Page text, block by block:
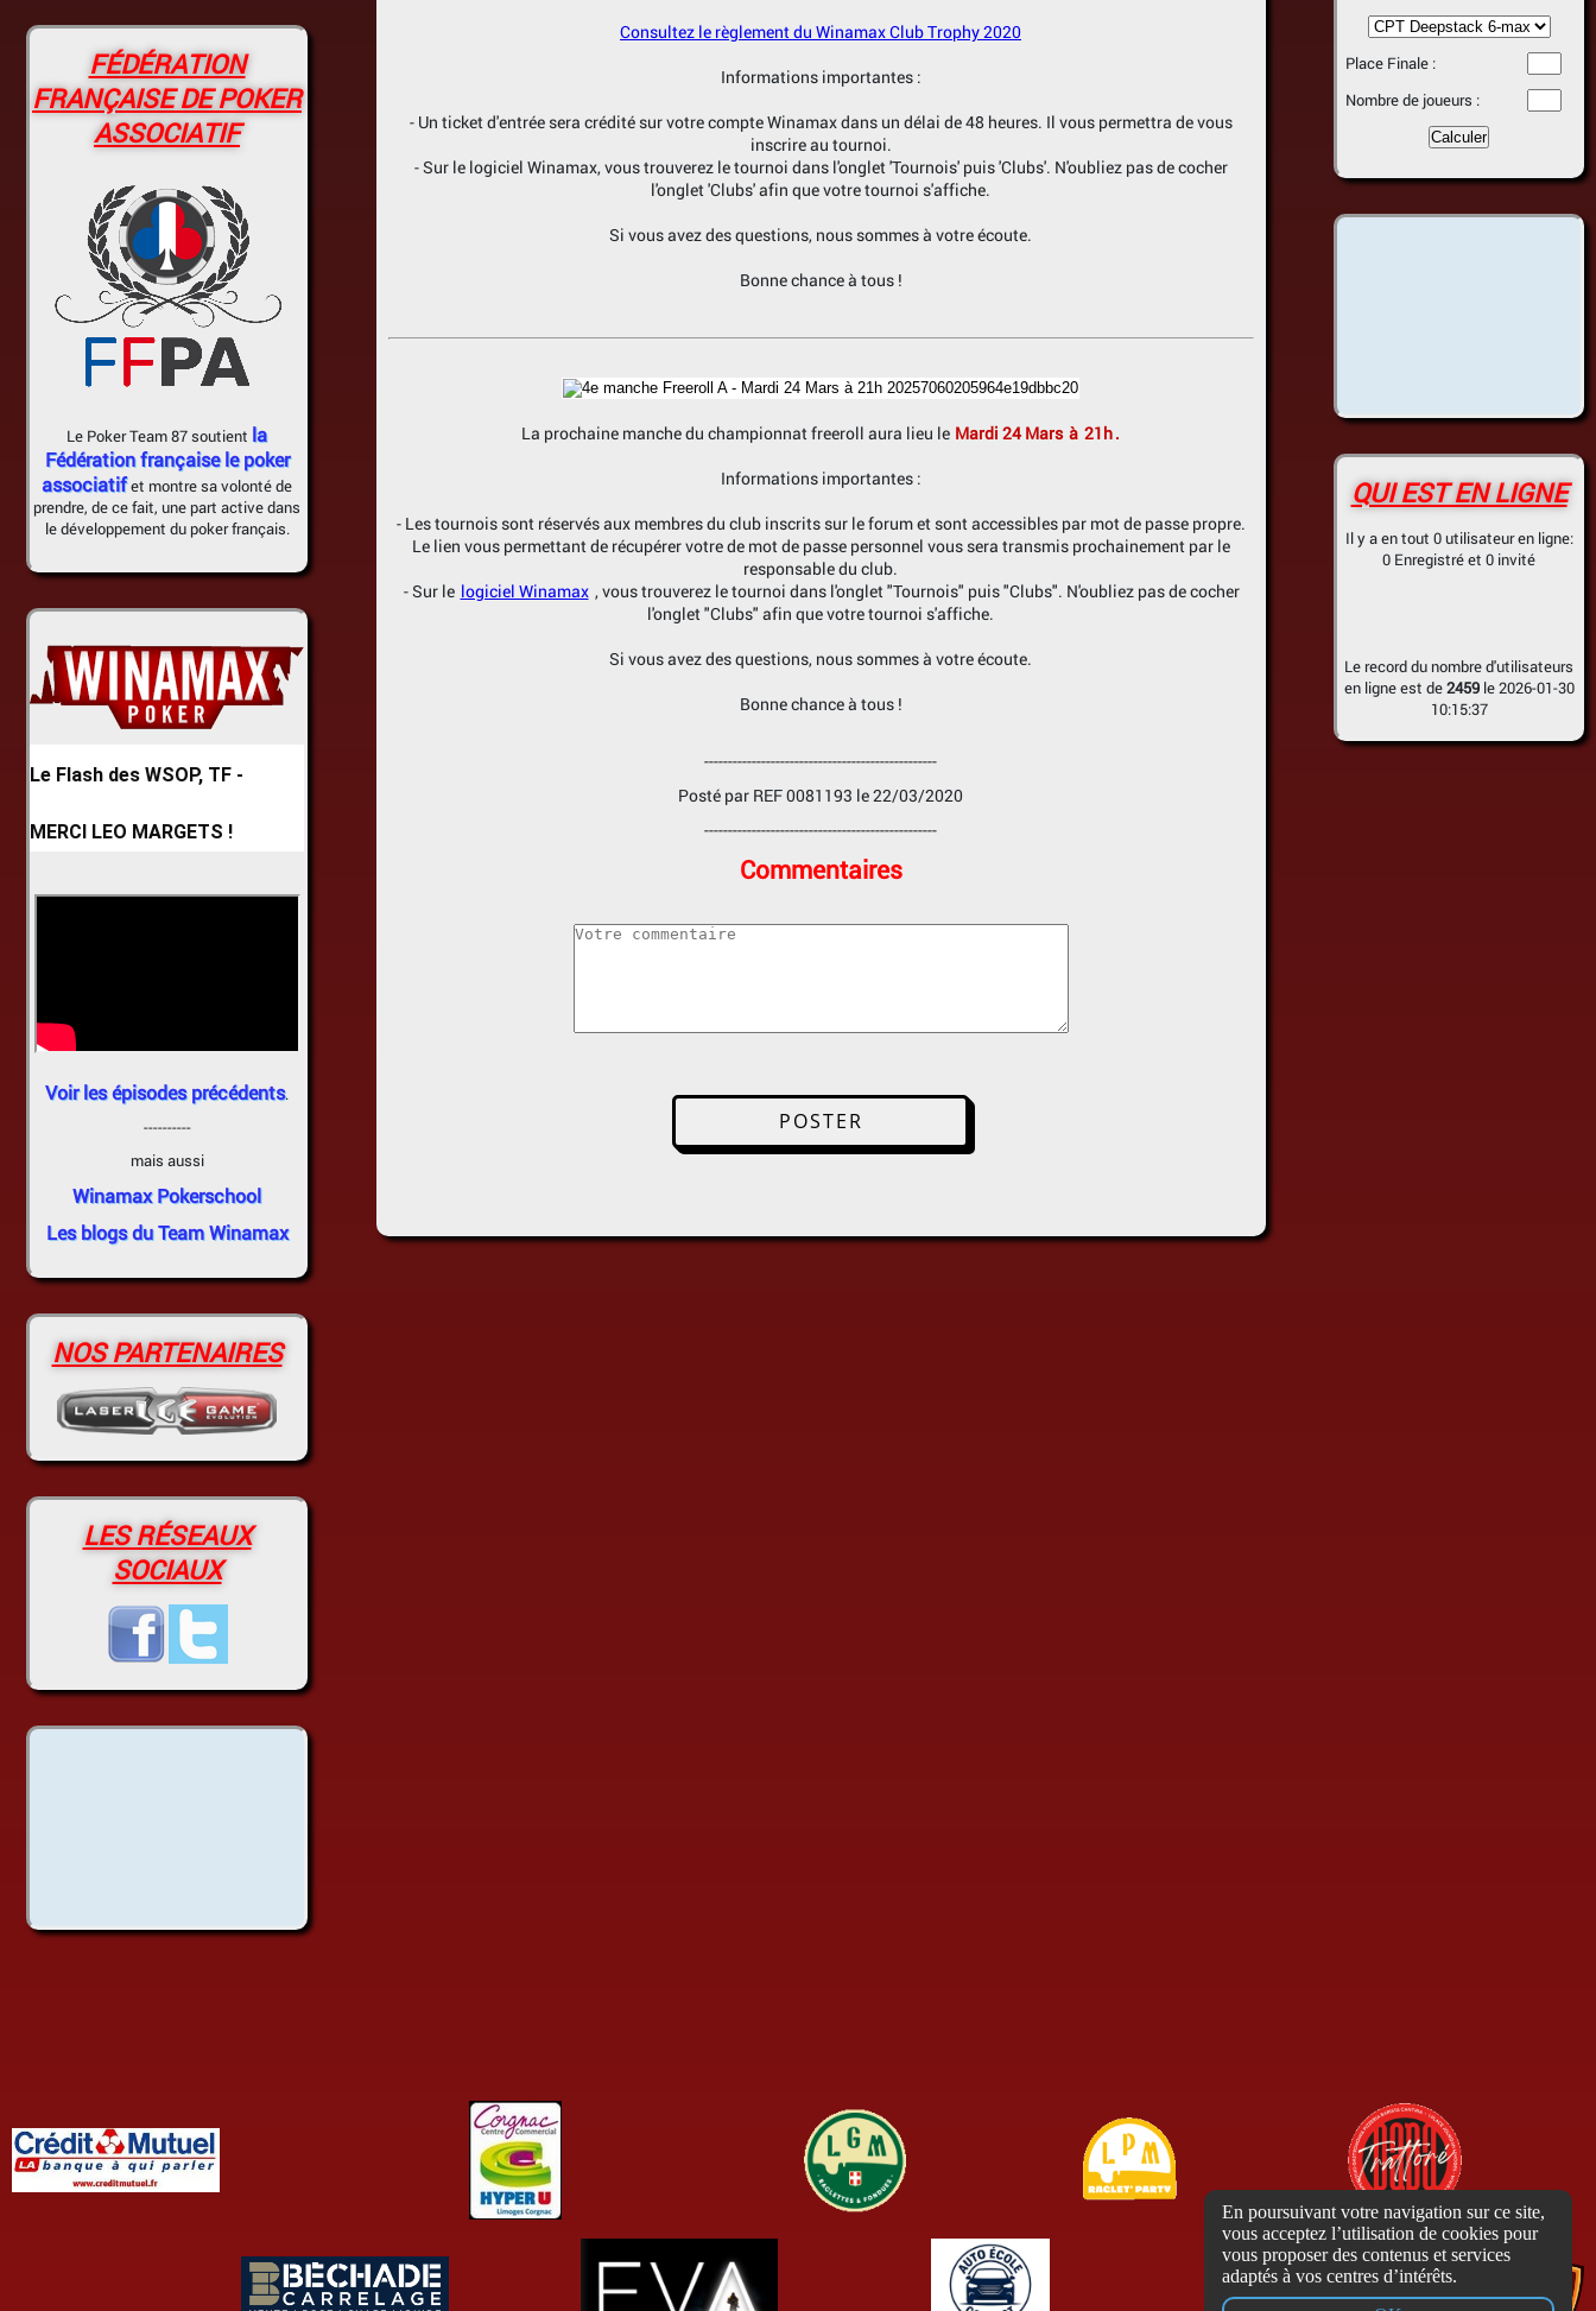
FÉDÉRATION
FRANÇAISE DE POKER
ASSOCIATIF
Le Poker Team 87 soutient la
Fédération française le poker
associatifet montre sa volonté de
prendre, de ce fait, une part active dans
le développement du poker français.
Le Flash des WSOP, TF -
MERCI LEO MARGETS !
Voir les épisodes précédents.
----------
mais aussi
Winamax Pokerschool
Les blogs du Team Winamax
NOS PARTENAIRES
LES RÉSEAUX
SOCIAUX
Consultez le règlement du Winamax Club Trophy 2020
Informations importantes :
- Un ticket d'entrée sera crédité sur votre compte Winamax dans un délai de 48 heures. Il vous permettra de vous
inscrire au tournoi.
- Sur le logiciel Winamax, vous trouverez le tournoi dans l'onglet 'Tournois' puis 'Clubs'. N'oubliez pas de cocher
l'onglet 'Clubs' afin que votre tournoi s'affiche.
Si vous avez des questions, nous sommes à votre écoute.
Bonne chance à tous !
La prochaine manche du championnat freeroll aura lieu le Mardi 24 Mars à 21h.
Informations importantes :
- Les tournois sont réservés aux membres du club inscrits sur le forum et sont accessibles par mot de passe propre.
Le lien vous permettant de récupérer votre de mot de passe personnel vous sera transmis prochainement par le
responsable du club.
- Sur le logiciel Winamax , vous trouverez le tournoi dans l'onglet "Tournois" puis "Clubs". N'oubliez pas de cocher
l'onglet "Clubs" afin que votre tournoi s'affiche.
Si vous avez des questions, nous sommes à votre écoute.
Bonne chance à tous !
-------------------------------------------------
Posté par REF 0081193 le 22/03/2020
-------------------------------------------------
Commentaires
Place Finale :
Nombre de joueurs :
QUI EST EN LIGNE
Il y a en tout 0 utilisateur en ligne:
0 Enregistré et 0 invité
Le record du nombre d'utilisateurs
en ligne est de2459le 2026-01-30
10:15:37
En poursuivant votre navigation sur ce site,
vous acceptez l’utilisation de cookies pour
vous proposer des contenus et services
adaptés à vos centres d’intérêts.